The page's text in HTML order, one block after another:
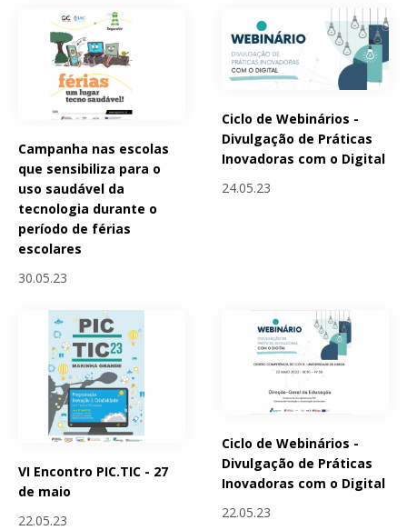
Campanha nas escolas
que sensibiliza para o
uso saudável da
tecnologia durante o
período de férias
escolares
30.05.23
Ciclo de Webinários -
Divulgação de Práticas
Inovadoras com o Digital
24.05.23
VI Encontro PIC.TIC - 27
de maio
22.05.23
Ciclo de Webinários -
Divulgação de Práticas
Inovadoras com o Digital
22.05.23